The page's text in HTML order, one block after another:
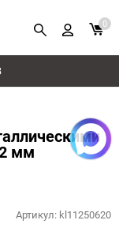
0
мм
Артикул: kl11250620